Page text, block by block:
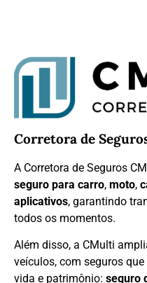
Corretora de
A Corretora de Seguros
seguro para carro, moto,
aplicativos, garantindo
todos os momentos.
Além disso, a CMulti
veículos, com seguros
vida e patrimônio: seguro